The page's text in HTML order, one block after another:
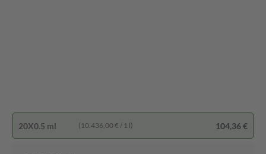
20X0.5 ml (10.436,00 € / 1 l) 104,36 €